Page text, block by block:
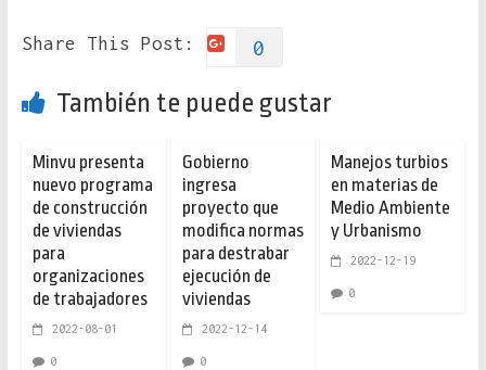
Share This Post: 0
También te puede gustar
Minvu presenta
nuevo programa
de construcción
de viviendas
para
organizaciones
de trabajadores
2022-08-01
0
Gobierno
ingresa
proyecto que
modifica normas
para destrabar
ejecución de
viviendas
2022-12-14
0
Manejos turbios
en materias de
Medio Ambiente
y Urbanismo
2022-12-19
0